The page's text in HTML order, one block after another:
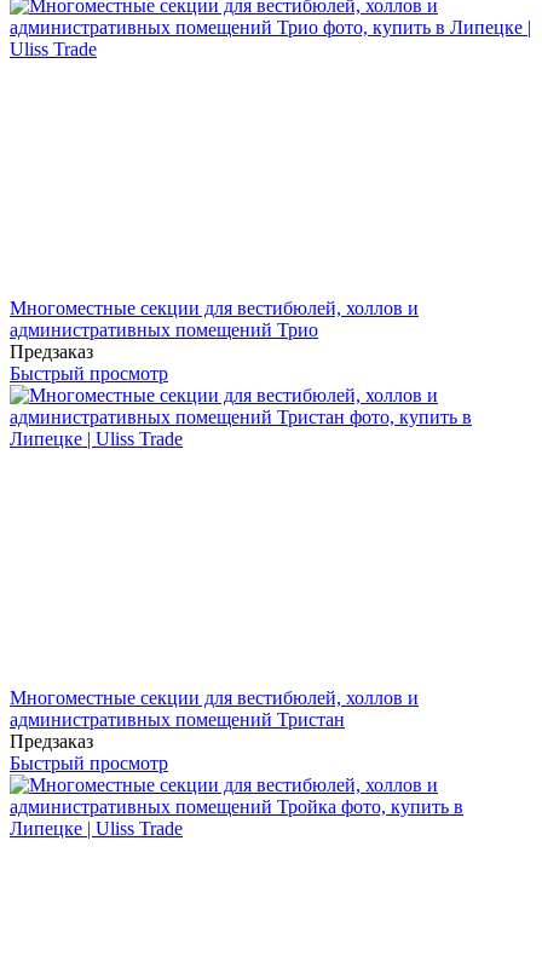
Многоместные секции для вестибюлей, холлов и
административных помещений Трио
Предзаказ
Быстрый просмотр
Многоместные секции для вестибюлей, холлов и
административных помещений Тристан
Предзаказ
Быстрый просмотр